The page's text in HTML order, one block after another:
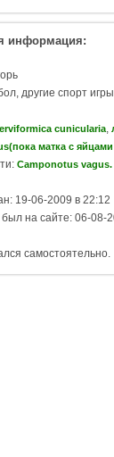
информация:
другие спорт
cunicularia,
матка с
Camponotus
19-06-2009 в 22:12
на сайте: 06-08-
самостоятельно.